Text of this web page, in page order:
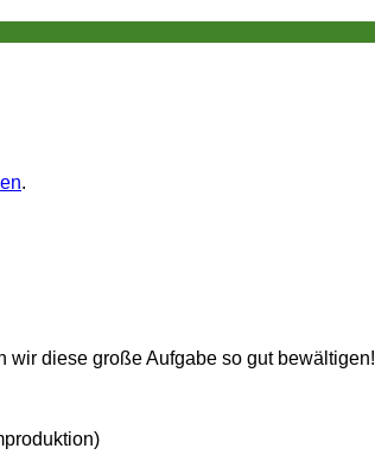
.
wir diese große Aufgabe so gut bewältigen!